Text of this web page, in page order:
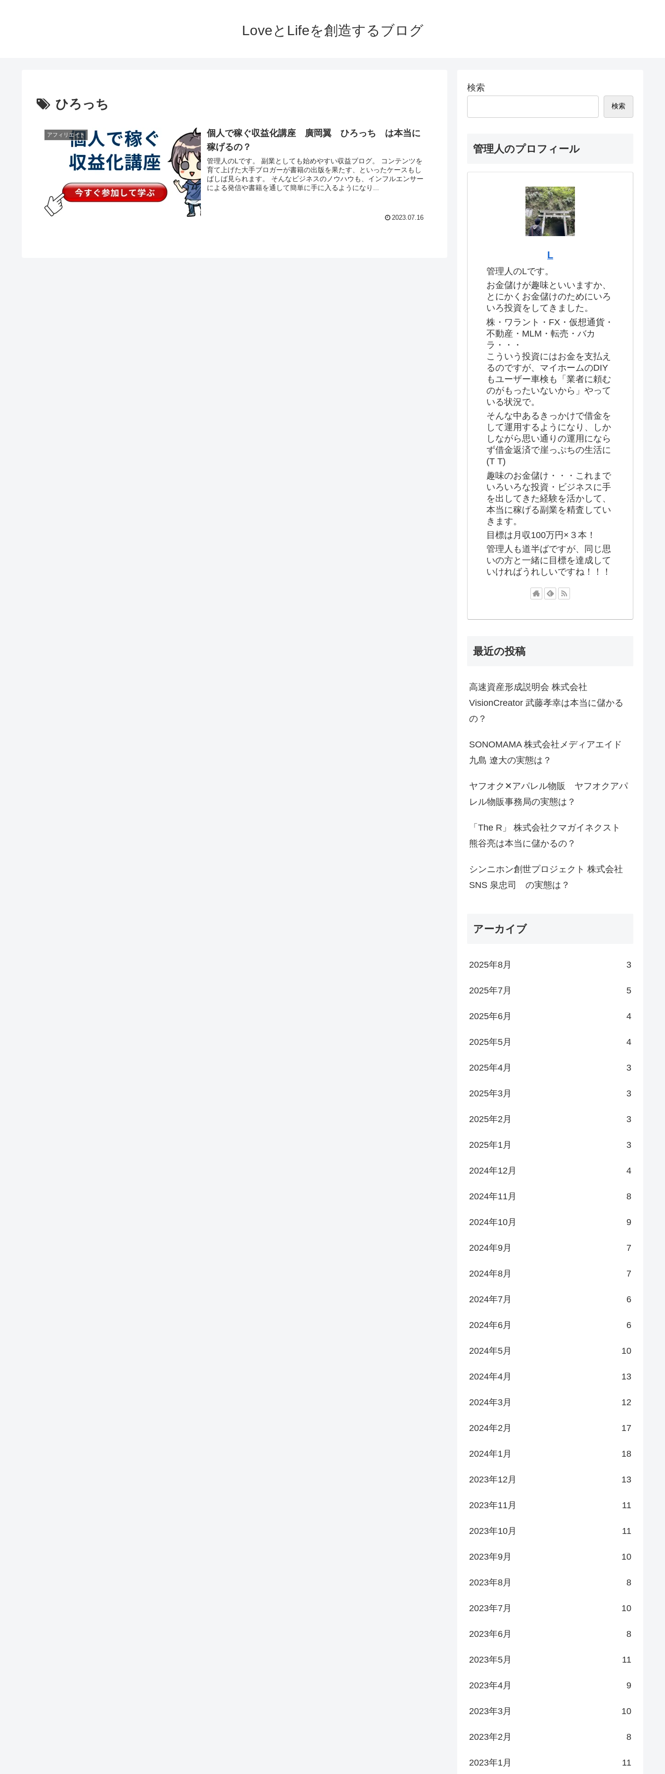
LoveとLifeを創造するブログ
ひろっち
アフィリエイト
個人で稼ぐ収益化講座 廣岡翼 ひろっち は本当に
稼げるの？
管理人のLです。 副業としても始めやすい収益ブログ。 コンテンツを
育て上げた大手ブロガーが書籍の出版を果たす、といったケースもし
ばしば見られます。 そんなビジネスのノウハウも、インフルエンサー
による発信や書籍を通して簡単に手に入るようになり...
2023.07.16
検索
検索
管理人のプロフィール
L
管理人のLです。
お金儲けが趣味といいますか、
とにかくお金儲けのためにいろ
いろ投資をしてきました。
株・ワラント・FX・仮想通貨・
不動産・MLM・転売・バカ
ラ・・・
こういう投資にはお金を支払え
るのですが、マイホームのDIY
もユーザー車検も「業者に頼む
のがもったいないから」やって
いる状況で。
そんな中あるきっかけで借金を
して運用するようになり、しか
しながら思い通りの運用になら
ず借金返済で崖っぷちの生活に
(T T)
趣味のお金儲け・・・これまで
いろいろな投資・ビジネスに手
を出してきた経験を活かして、
本当に稼げる副業を精査してい
きます。
目標は月収100万円×３本！
管理人も道半ばですが、同じ思
いの方と一緒に目標を達成して
いければうれしいですね！！！
最近の投稿
高速資産形成説明会 株式会社
VisionCreator 武藤孝幸は本当に儲かる
の？
SONOMAMA 株式会社メディアエイド
九島 遼大の実態は？
ヤフオク✕アパレル物販 ヤフオクアパ
レル物販事務局の実態は？
「The R」 株式会社クマガイネクスト
熊谷亮は本当に儲かるの？
シンニホン創世プロジェクト 株式会社
SNS 泉忠司 の実態は？
アーカイブ
2025年8月 3
2025年7月 5
2025年6月 4
2025年5月 4
2025年4月 3
2025年3月 3
2025年2月 3
2025年1月 3
2024年12月 4
2024年11月 8
2024年10月 9
2024年9月 7
2024年8月 7
2024年7月 6
2024年6月 6
2024年5月 10
2024年4月 13
2024年3月 12
2024年2月 17
2024年1月 18
2023年12月 13
2023年11月 11
2023年10月 11
2023年9月 10
2023年8月 8
2023年7月 10
2023年6月 8
2023年5月 11
2023年4月 9
2023年3月 10
2023年2月 8
2023年1月 11